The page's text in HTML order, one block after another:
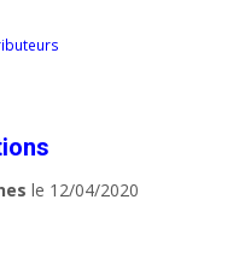
le 12/04/2020